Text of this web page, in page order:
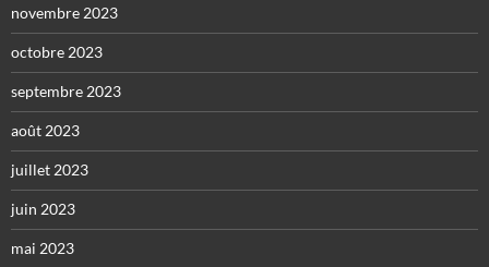
novembre 2023
octobre 2023
septembre 2023
août 2023
juillet 2023
juin 2023
mai 2023